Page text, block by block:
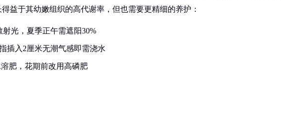
益于其幼嫩组织的高代谢率，但也需要更精细的养护：
射光，夏季正午需遮阳30%
插入2厘米无潮气感即需浇水
肥，花期前改用高磷肥